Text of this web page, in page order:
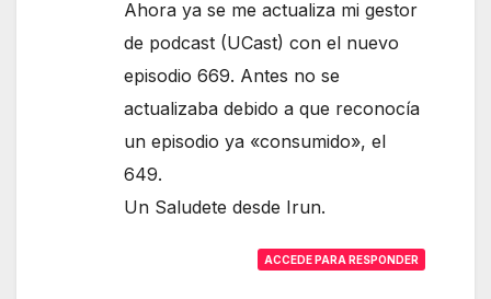
Ahora ya se me actualiza mi gestor
de podcast (UCast) con el nuevo
episodio 669. Antes no se
actualizaba debido a que reconocía
un episodio ya «consumido», el
649.
Un Saludete desde Irun.
ACCEDE PARA RESPONDER